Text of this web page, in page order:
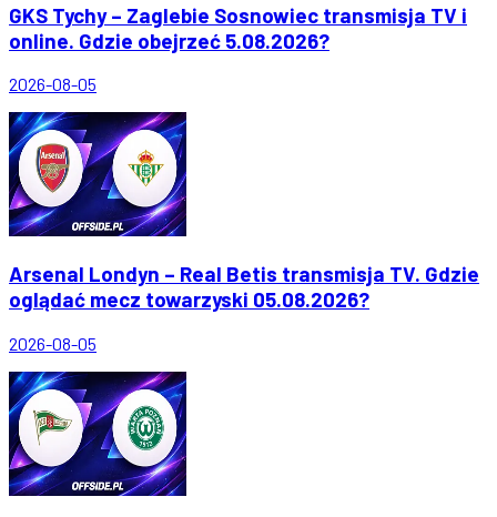
GKS Tychy – Zaglebie Sosnowiec transmisja TV i
online. Gdzie obejrzeć 5.08.2026?
2026-08-05
Arsenal Londyn – Real Betis transmisja TV. Gdzie
oglądać mecz towarzyski 05.08.2026?
2026-08-05